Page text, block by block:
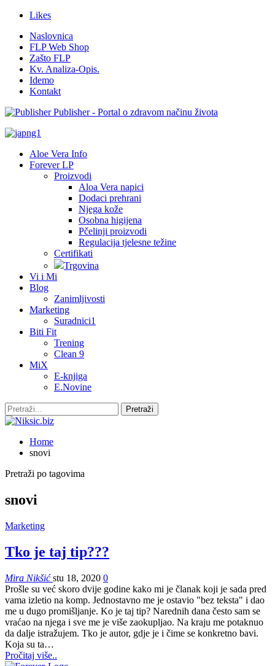
Likes
Naslovnica
FLP Web Shop
Zašto FLP
Kv. Analiza-Opis.
Idemo
Kontakt
Publisher - Portal o zdravom načinu života
Aloe Vera Info
Forever LP
Proizvodi
Aloa Vera napici
Dodaci prehrani
Njega kože
Osobna higijena
Pčelinji proizvodi
Regulacija tjelesne težine
Certifikati
Trgovina
Vi i Mi
Blog
Zanimljivosti
Marketing
Suradnici1
Biti Fit
Trening
Clean 9
MiX
E-knjiga
E.Novine
Home
snovi
Pretraži po tagovima
snovi
Marketing
Tko je taj tip???
Mira Nikšićstu 18, 2020 0
Prošle su već skoro dvije godine kako mi je članak koji je sada pred
vama izletio na komp. Jednostavno me je ostavio "bez teksta" i dao
me u dugo promišljanje. Ko je taj tip? Narednih dana često sam se
vraćao na njega i sve me je više zaokupljao. Na kraju me potaknuo
da dalje istražujem. Tko je autor, gdje je i čime se konkretno bavi.
Koja su ta…
Pročitaj više..